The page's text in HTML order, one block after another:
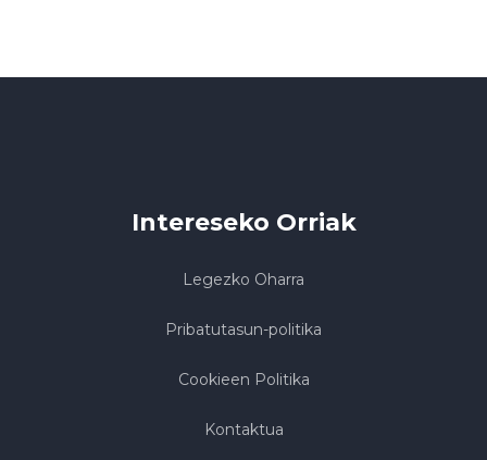
Intereseko Orriak
Legezko Oharra
Pribatutasun-politika
Cookieen Politika
Kontaktua